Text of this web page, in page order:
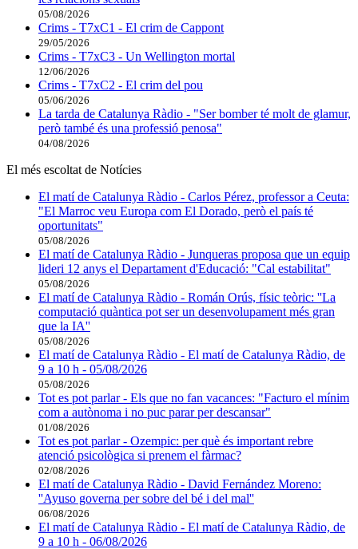
05/08/2026
Crims - T7xC1 - El crim de Cappont
29/05/2026
Crims - T7xC3 - Un Wellington mortal
12/06/2026
Crims - T7xC2 - El crim del pou
05/06/2026
La tarda de Catalunya Ràdio - "Ser bomber té molt de glamur,
però també és una professió penosa"
04/08/2026
El més escoltat de Notícies
El matí de Catalunya Ràdio - Carlos Pérez, professor a Ceuta:
"El Marroc veu Europa com El Dorado, però el país té
oportunitats"
05/08/2026
El matí de Catalunya Ràdio - Junqueras proposa que un equip
lideri 12 anys el Departament d'Educació: "Cal estabilitat"
05/08/2026
El matí de Catalunya Ràdio - Román Orús, físic teòric: ''La
computació quàntica pot ser un desenvolupament més gran
que la IA''
05/08/2026
El matí de Catalunya Ràdio - El matí de Catalunya Ràdio, de
9 a 10 h - 05/08/2026
05/08/2026
Tot es pot parlar - Els que no fan vacances: "Facturo el mínim
com a autònoma i no puc parar per descansar"
01/08/2026
Tot es pot parlar - Ozempic: per què és important rebre
atenció psicològica si prenem el fàrmac?
02/08/2026
El matí de Catalunya Ràdio - David Fernández Moreno:
''Ayuso governa per sobre del bé i del mal''
06/08/2026
El matí de Catalunya Ràdio - El matí de Catalunya Ràdio, de
9 a 10 h - 06/08/2026